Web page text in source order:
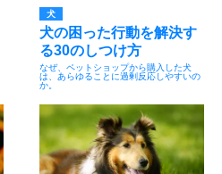
犬
犬の困った行動を解決す
る30のしつけ方
なぜ、ペットショップから購入した犬
は、あらゆることに過剰反応しやすいの
か。